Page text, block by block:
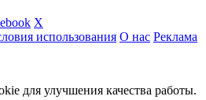
X
использования О нас Реклама
для улучшения качества работы.